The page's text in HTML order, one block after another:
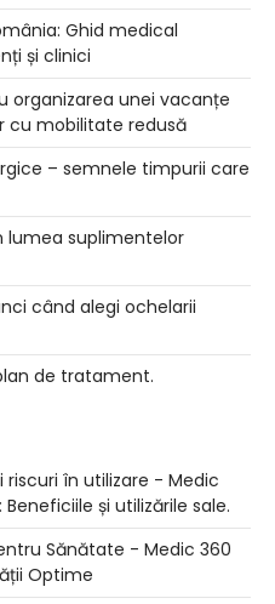
Ghid medical
și clinici
organizarea unei vacanțe
cu mobilitate redusă
– semnele timpurii care
lumea suplimentelor
când alegi ochelarii
de tratament.
în utilizare - Medic
și utilizările sale.
Sănătate - Medic 360
Optime